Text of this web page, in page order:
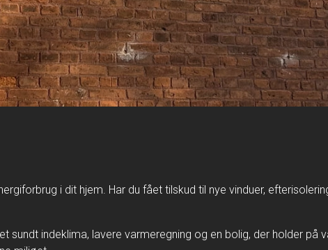
i dit hjem. Har du fået tilskud til nye vinduer,
sundt indeklima, lavere varmeregning og en bolig, der holder